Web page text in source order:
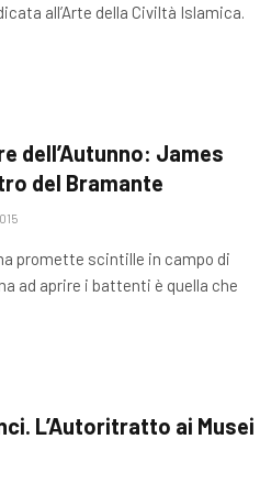
all’Arte della Civiltà Islamica.
dell’Autunno: James
del Bramante
promette scintille in campo di
ad aprire i battenti è quella che
L’Autoritratto ai Musei